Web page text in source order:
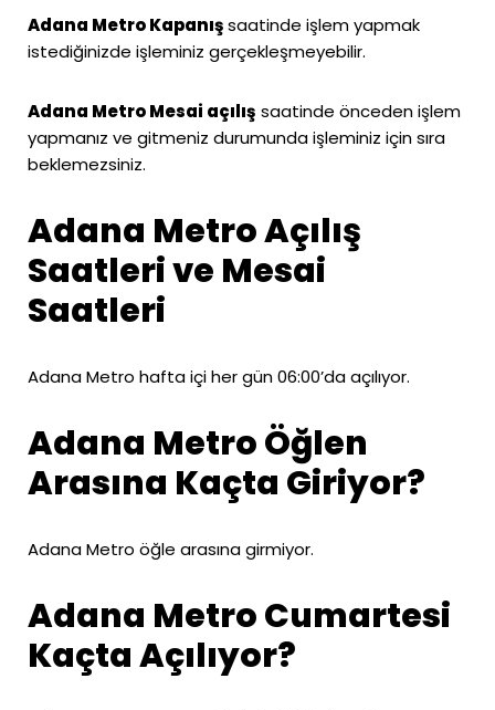
Adana Metro Kapanışsaatinde işlem yapmak
istediğinizde işleminiz gerçekleşmeyebilir.
Adana Metro Mesai açılış saatinde önceden işlem
yapmanız ve gitmeniz durumunda işleminiz için sıra
beklemezsiniz.
Adana Metro Açılış
Saatleri ve Mesai
Saatleri
Adana Metro hafta içi her gün 06:00’da açılıyor.
Adana Metro Öğlen
Arasına Kaçta Giriyor?
Adana Metro öğle arasına girmiyor.
Adana Metro Cumartesi
Kaçta Açılıyor?